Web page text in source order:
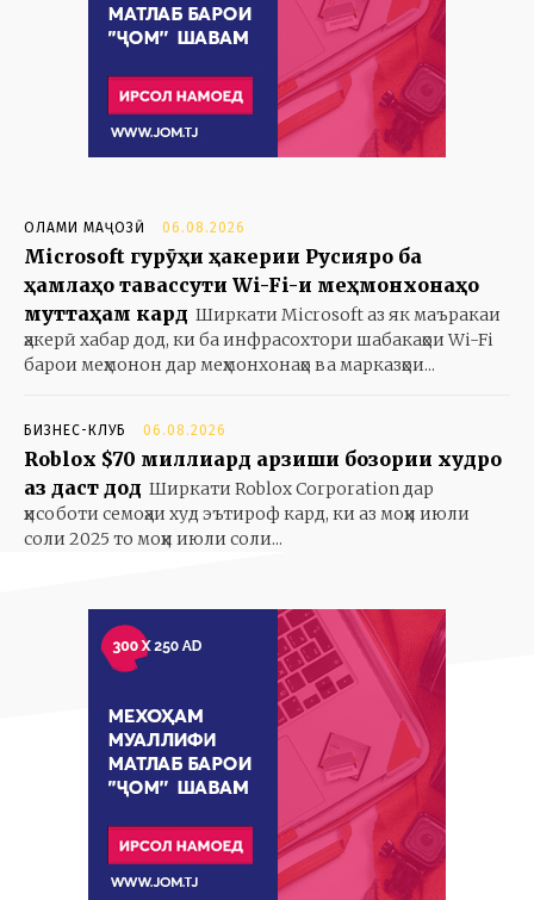
ОЛАМИ МАҶОЗӢ 06.08.2026
Microsoft гурӯҳи ҳакерии Русияро ба
ҳамлаҳо тавассути Wi-Fi-и меҳмонхонаҳо
муттаҳам кард Ширкати Microsoft аз як маъракаи
ҳакерӣ хабар дод, ки ба инфрасохтори шабакаҳои Wi-Fi
барои меҳмонон дар меҳмонхонаҳо ва марказҳои...
БИЗНЕС-КЛУБ 06.08.2026
Roblox $70 миллиард арзиши бозории худро
аз даст дод Ширкати Roblox Corporation дар
ҳисоботи семоҳаи худ эътироф кард, ки аз моҳи июли
соли 2025 то моҳи июли соли...